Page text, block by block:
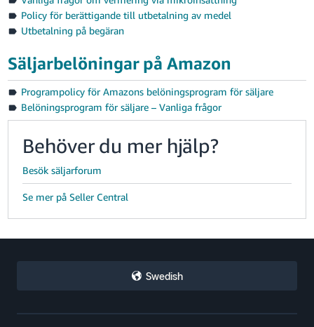
Policy för berättigande till utbetalning av medel
Utbetalning på begäran
Säljarbelöningar på Amazon
Programpolicy för Amazons belöningsprogram för säljare
Belöningsprogram för säljare – Vanliga frågor
Behöver du mer hjälp?
Besök säljarforum
Se mer på Seller Central
Swedish